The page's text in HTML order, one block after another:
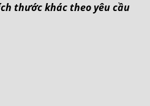
thước khác theo yêu cầu